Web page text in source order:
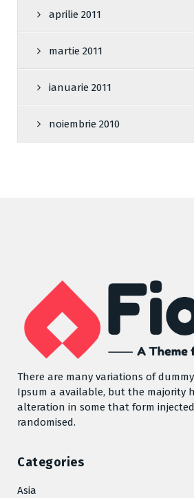
aprilie 2011
martie 2011
ianuarie 2011
noiembrie 2010
There are many variations of
Ipsum a available, but the majority
alteration in some that form
randomised.
Categories
Asia